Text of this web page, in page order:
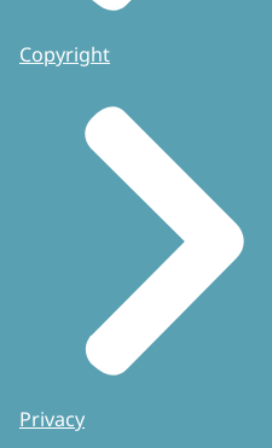
Copyright
Privacy